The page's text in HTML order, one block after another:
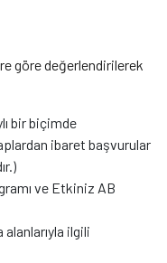
göre değerlendirilerek
bir biçimde
ibaret başvurular
ve Etkiniz AB
ilgili